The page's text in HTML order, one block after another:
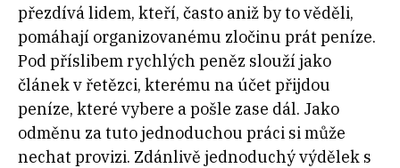
přezdívá lidem, kteří, často aniž by to věděli,
pomáhají organizovanému zločinu prát peníze.
Pod příslibem rychlých peněz slouží jako
článek v řetězci, kterému na účet přijdou
peníze, které vybere a pošle zase dál. Jako
odměnu za tuto jednoduchou práci si může
nechat provizi. Zdánlivě jednoduchý výdělek s